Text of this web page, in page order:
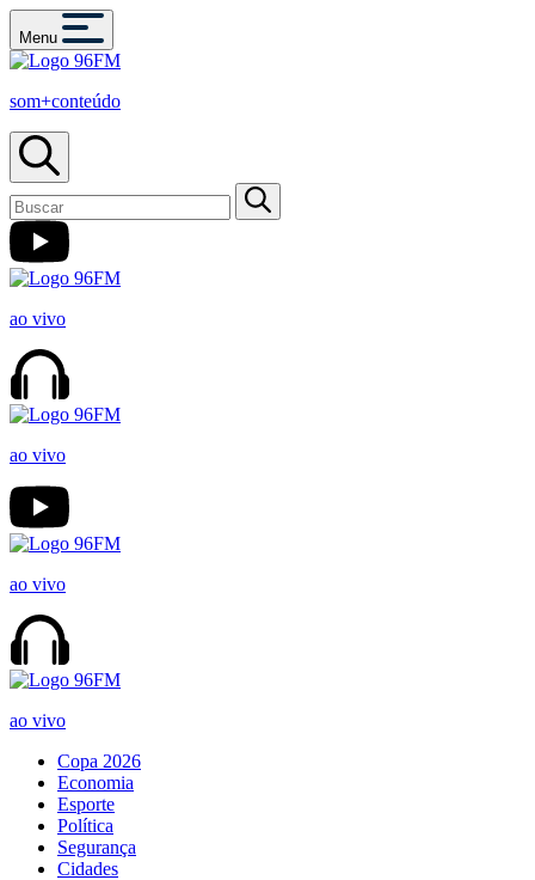
Menu
som+conteúdo
ao vivo
ao vivo
ao vivo
ao vivo
Copa 2026
Economia
Esporte
Política
Segurança
Cidades